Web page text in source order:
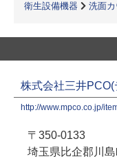
衛生設備機器 洗面
株式会社三井
http://www.mpco.co.jp/
〒350-0133
埼玉県比企郡川